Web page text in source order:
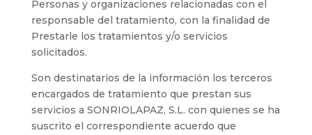
Personas y organizaciones relacionadas con el
responsable del tratamiento, con la finalidad de
Prestarle los tratamientos y/o servicios
solicitados.
Son destinatarios de la información los terceros
encargados de tratamiento que prestan sus
servicios a SONRIOLAPAZ, S.L. con quienes se ha
suscrito el correspondiente acuerdo que